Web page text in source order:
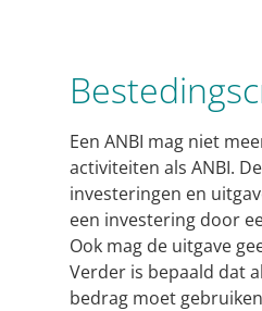
Een ANBI mag niet
activiteiten als ANBI.
investeringen en
een investering door
Ook mag de uitgave
Verder is bepaald dat
bedrag moet